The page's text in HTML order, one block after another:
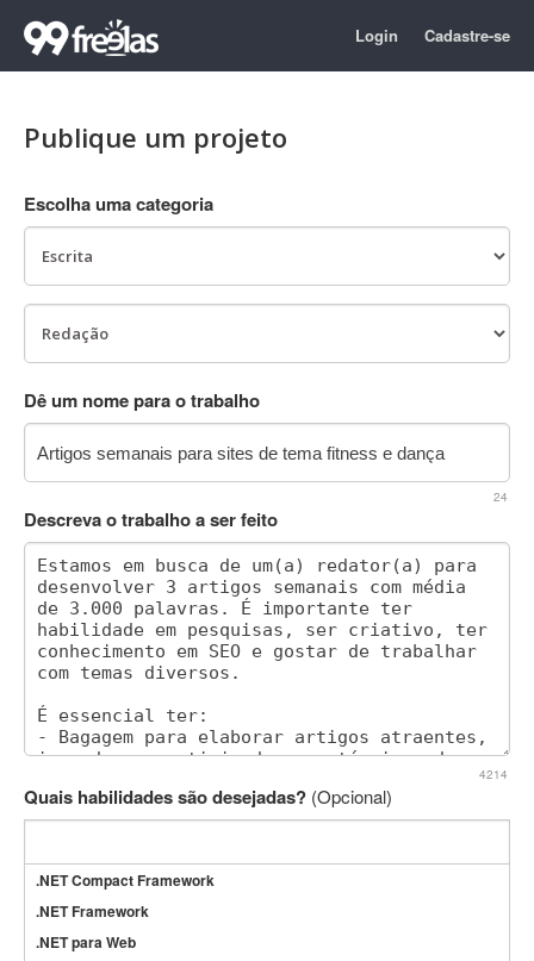
Login Cadastre-se
Publique um projeto
Escolha uma categoria
Dê um nome para o trabalho
24
Descreva o trabalho a ser feito
4214
Quais habilidades são desejadas? (Opcional)
.NET Compact Framework
.NET Framework
.NET para Web